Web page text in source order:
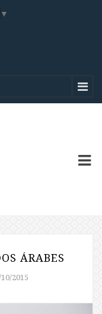
▼
ÁRABES
2015